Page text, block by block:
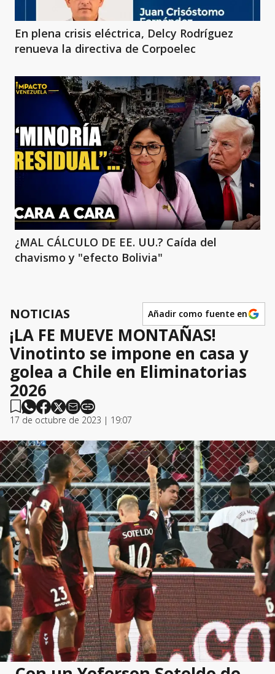
En plena crisis eléctrica, Delcy Rodríguez
renueva la directiva de Corpoelec
¿MAL CÁLCULO DE EE. UU.? Caída del
chavismo y "efecto Bolivia"
NOTICIAS Añadir como fuente en
¡LA FE MUEVE MONTAÑAS!
Vinotinto se impone en casa y
golea a Chile en Eliminatorias
2026
17 de octubre de 2023 | 19:07